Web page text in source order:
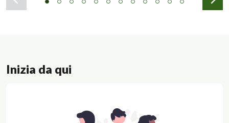
Inizia da qui